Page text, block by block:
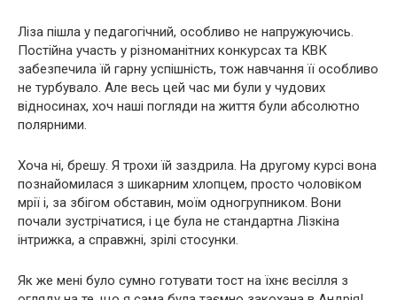
Ліза пішла у педагогічний, особливо не напружуючись.
Постійна участь у різноманітних конкурсах та КВК
забезпечила їй гарну успішність, тож навчання її особливо
не турбувало. Але весь цей час ми були у чудових
відносинах, хоч наші погляди на життя були абсолютно
полярними.
Хоча ні, брешу. Я трохи їй заздрила. На другому курсі вона
познайомилася з шикарним хлопцем, просто чоловіком
мрії і, за збігом обставин, моїм одногрупником. Вони
почали зустрічатися, і це була не стандартна Лізкіна
інтрижка, а справжні, зрілі стосунки.
Як же мені було сумно готувати тост на їхнє весілля з